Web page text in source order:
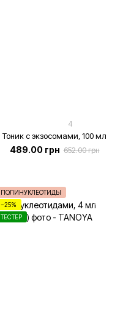
4
Тоник с экзосомами, 100 мл
489.00 грн 652.00 грн
ПОЛИНУКЛЕОТИДЫ
−25%
ТЕСТЕР